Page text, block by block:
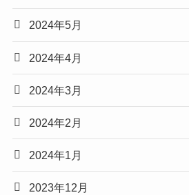
2024年5月
2024年4月
2024年3月
2024年2月
2024年1月
2023年12月